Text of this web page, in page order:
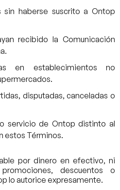
sin haberse suscrito a Ontop
recibido la Comunicación
en establecimientos no
disputadas, canceladas o
servicio de Ontop distinto al
estos Términos.
por dinero en efectivo, ni
descuentos o
lo autorice expresamente.